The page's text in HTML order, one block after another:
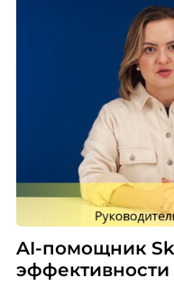
AI-помощник